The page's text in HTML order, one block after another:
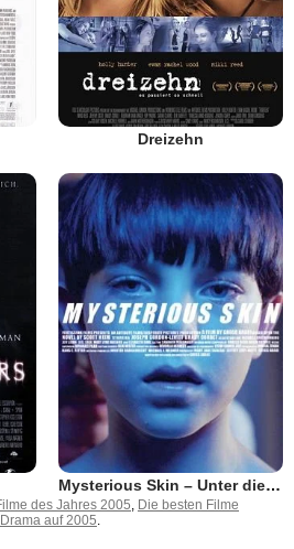
Dreizehn
Mysterious Skin – Unter die Haut
des Jahres 2005, Die besten Filme
auf 2005.